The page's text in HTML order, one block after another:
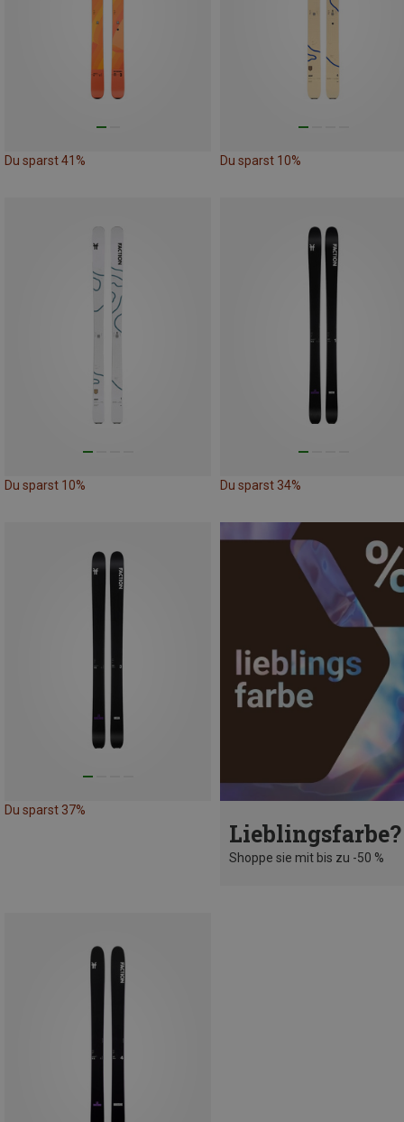
Du sparst 41% Du sparst 10%
Du sparst 10% Du sparst 34%
Du sparst 37%
Lieblingsfarbe?
Shoppe sie mit bis zu -50 %